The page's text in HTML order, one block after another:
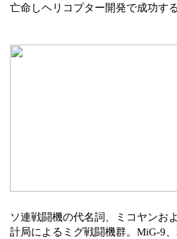
亡命しヘリコプター開発で成功する
ソ連戦闘機の代名詞、ミコヤンお
計局によるミグ戦闘機群。MiG-9